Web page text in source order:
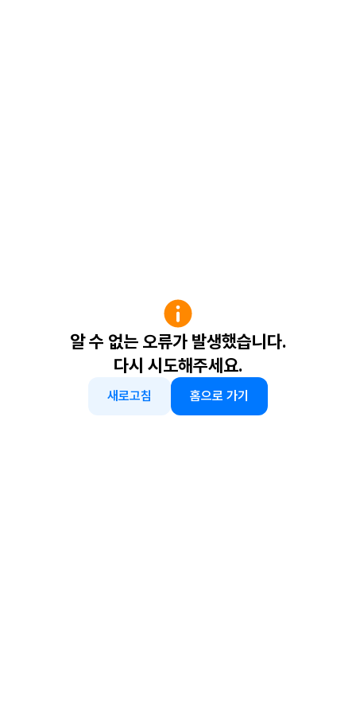
알 수 없는 오류가 발생했습니다.
다시 시도해주세요.
새로고침 홈으로 가기